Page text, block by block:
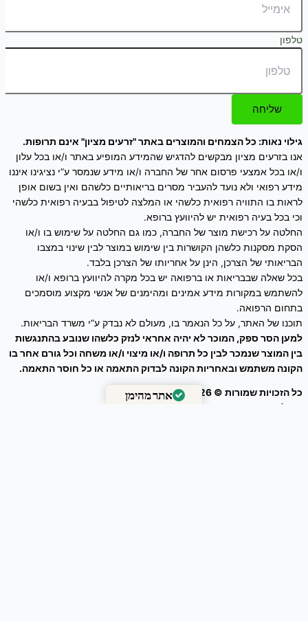
טלפון
שליחה
גילוי נאות: כל הצמחים והמוצרים באתר "זרעים מציון" אינם תרופות.
אנו בזרעים מציון מבקשים להדגיש שהמידע המופיע באתר ו/או בכל עלון
ו/או בכל אמצעי פרסום אחר של החברה ו/או מידע שנמסר ע”י נציגינו איננו
מידע רפואי ולא נועד להעביר מסרים בריאותיים כלשהם ואין בשום אופן
לראות בו התוויה רפואית כלשהי או המלצה לטיפול בבעיה רפואית כלשהי
וכי בכל בעיה רפואית יש להיוועץ ברופא.
החלטה על רכישת מוצר של החברה, כמו גם החלטה על שימוש בו ו/או
הסקת מסקנות כלשהן הקושרות בין שימוש במוצר לבין שינוי במצבו
הבריאותי של הצרכן, הינן על אחריותו של הצרכן בלבד.
בכל שאלה שבבריאות או ברפואה יש בכל מקרה להיוועץ ברופא ו/או
להשתמש במקורות מידע אמינים ומהימנים של אנשי מקצוע מוסמכים
בתחום הרפואה.
תוכנו של האתר, על כל הנאמר בו, מעולם לא נבדק ע”י משרד הבריאות.
למען הסר ספק, המוכר לא יהיה אחראי לנזק כלשהו שנובע בהתנגשות
בין המוצר שנמכר לבין כל תרופה ו/או מיצוי ו/או משחה וכל גורם אחר בו
הקונה משתמש ובאחריות הקונה לבדוק התאמה או כל חוסר התאמה.
כל הזכויות שמורות © 2026
זרעים מציון
ניהול אתר – עיצוב ושיווק דיגיטלי :
אתר מהימן